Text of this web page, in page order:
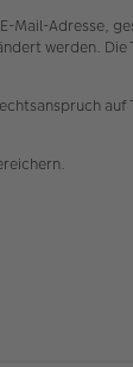
Adresse,
werden.